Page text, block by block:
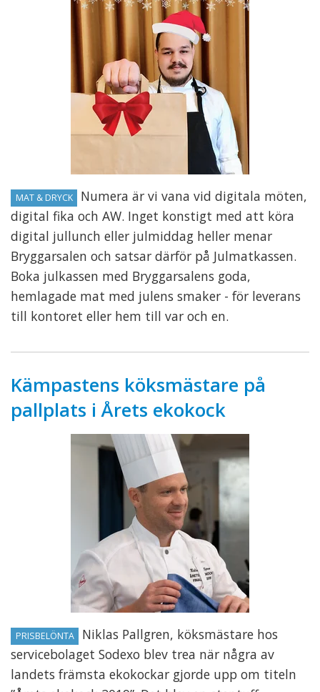
MAT & DRYCK
Numera är vi vana vid digitala möten,
digital fika och AW. Inget konstigt med att köra
digital jullunch eller julmiddag heller menar
Bryggarsalen och satsar därför på Julmatkassen.
Boka julkassen med Bryggarsalens goda,
hemlagade mat med julens smaker - för leverans
till kontoret eller hem till var och en.
Kämpastens köksmästare på
pallplats i Årets ekokock
PRISBELÖNTA
Niklas Pallgren, köksmästare hos
servicebolaget Sodexo blev trea när några av
landets främsta ekokockar gjorde upp om titeln